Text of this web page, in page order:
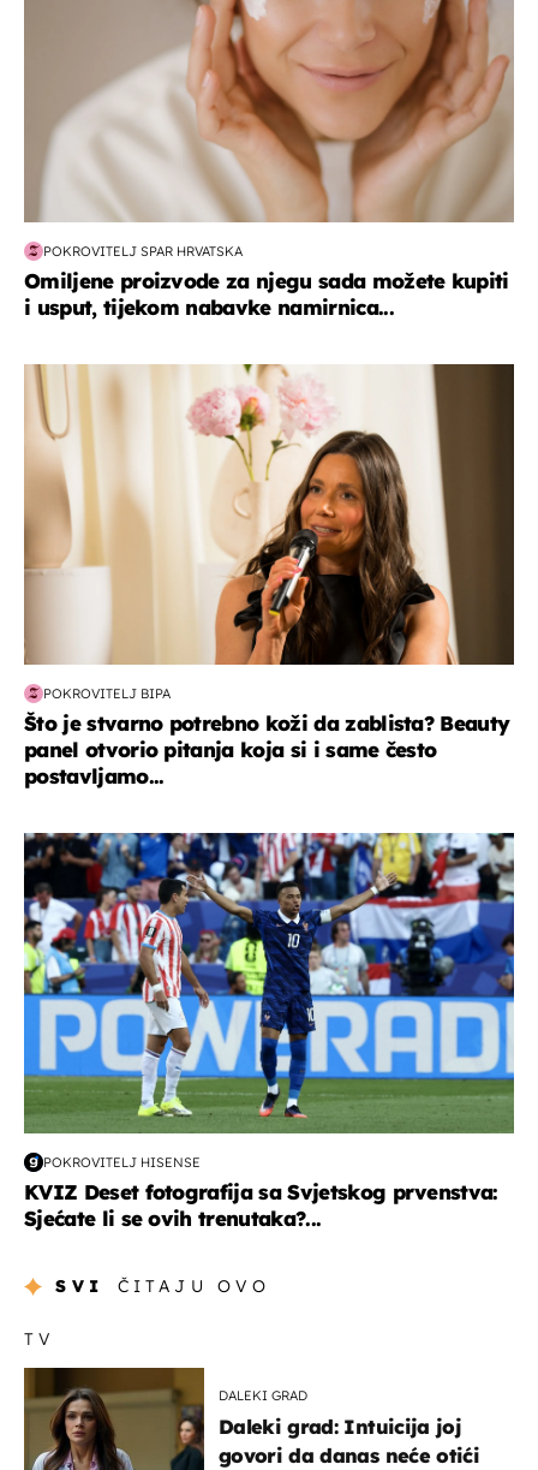
POKROVITELJ SPAR HRVATSKA
Omiljene proizvode za njegu sada možete kupiti
i usput, tijekom nabavke namirnica...
moda & ljepota
POKROVITELJ BIPA
Što je stvarno potrebno koži da zablista? Beauty
panel otvorio pitanja koja si i same često
postavljamo...
svjetsko prvenstvo 2026
POKROVITELJ HISENSE
KVIZ Deset fotografija sa Svjetskog prvenstva:
Sjećate li se ovih trenutaka?...
SVI ČITAJU OVO
TV
DALEKI GRAD
Daleki grad: Intuicija joj
govori da danas neće otići